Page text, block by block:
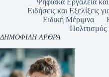
Ειδήσεις και Εξελίξεις
Ειδική Μέριμνα
Πολιτισμός
ΔΗΜΟΦΙΛΗ ΑΡΘΡΑ